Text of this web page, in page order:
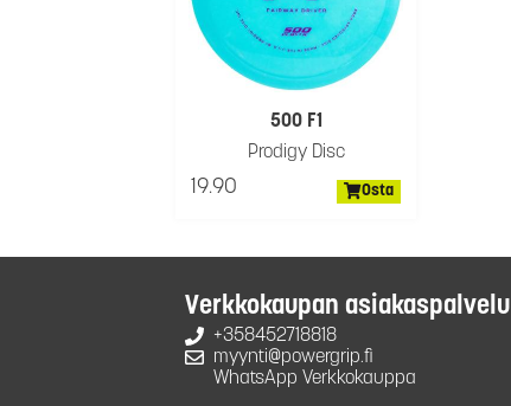
500 F1
Prodigy Disc
19.90 Osta
Verkkokaupan asiakaspalvelu
+358452718818
myynti@powergrip.fi
WhatsApp Verkkokauppa